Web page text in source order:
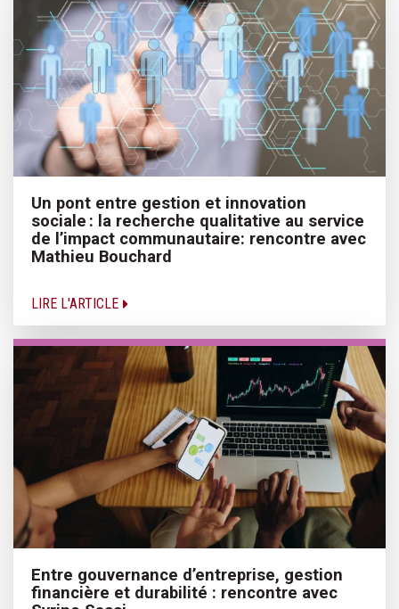
Un pont entre gestion et innovation
sociale : la recherche qualitative au service
de l’impact communautaire: rencontre avec
Mathieu Bouchard
LIRE L'ARTICLE
Entre gouvernance d’entreprise, gestion
financière et durabilité : rencontre avec